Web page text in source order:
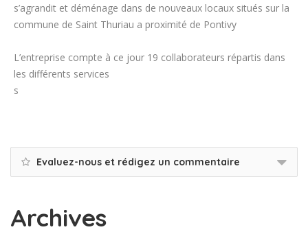
s’agrandit et déménage dans de nouveaux locaux situés sur la
commune de Saint Thuriau a proximité de Pontivy
L’entreprise compte à ce jour 19 collaborateurs répartis dans
les différents services
s
Evaluez-nous et rédigez un commentaire
Archives